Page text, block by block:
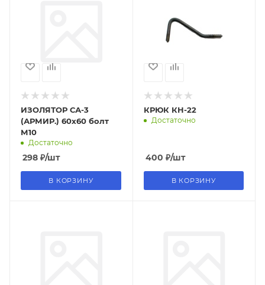
ИЗОЛЯТОР СА-3
(АРМИР.) 60х60 болт
М10
Достаточно
298 ₽/шт
В КОРЗИНУ
КРЮК КН-22
Достаточно
400 ₽/шт
В КОРЗИНУ